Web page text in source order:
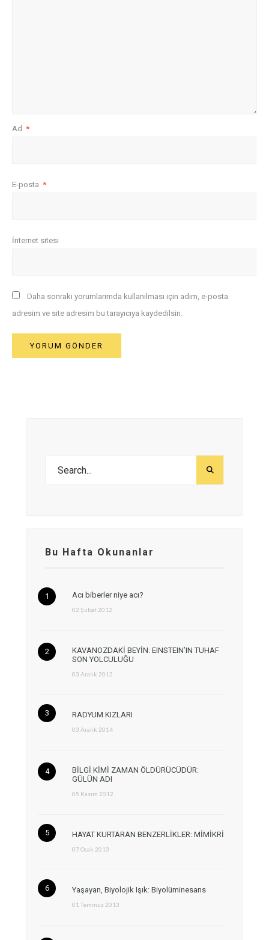
Ad *
E-posta *
İnternet sitesi
Daha sonraki yorumlarımda kullanılması için adım, e-posta
adresim ve site adresim bu tarayıcıya kaydedilsin.
Bu Hafta Okunanlar
Acı biberler niye acı?
02 Şubat 2012
KAVANOZDAKİ BEYİN: EINSTEIN’IN TUHAF
SON YOLCULUĞU
03 Aralık 2012
RADYUM KIZLARI
03 Aralık 2014
BİLGİ KİMİ ZAMAN ÖLDÜRÜCÜDÜR:
GÜLÜN ADI
05 Kasım 2012
HAYAT KURTARAN BENZERLİKLER: MİMİKRİ
07 Ocak 2013
Yaşayan, Biyolojik Işık: Biyolüminesans
01 Temmuz 2013